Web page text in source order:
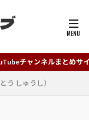
とめサイトです。
う しゅうし）